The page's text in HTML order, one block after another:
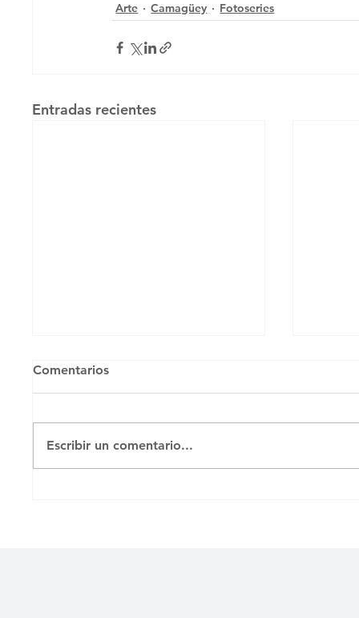
Arte
Camagüey Fotoseries
Entradas recientes
Comentarios
Escribir un comentario...